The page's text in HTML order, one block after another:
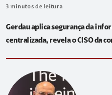
3 minutos de leitura
Gerdau aplica segurança da
centralizada, revela o CISO da